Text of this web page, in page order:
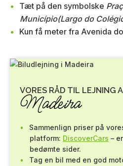
Tæt på den symbolske
Município(Largo do
Kun få meter fra Avenida
VORES RÅD TIL LEJNING
Madeira
Sammenlign priser på
platform: DiscoverCars –
bedømte sider.
Tag en bil med en god